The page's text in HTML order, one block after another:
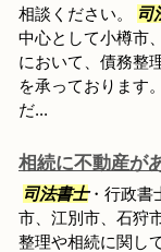
相談ください。
司
中心として小樽市
において、債務整
を承っております
だ...
相続に不動産が
司法書士・行政書
市、江別市、石狩
整理や相続に関し